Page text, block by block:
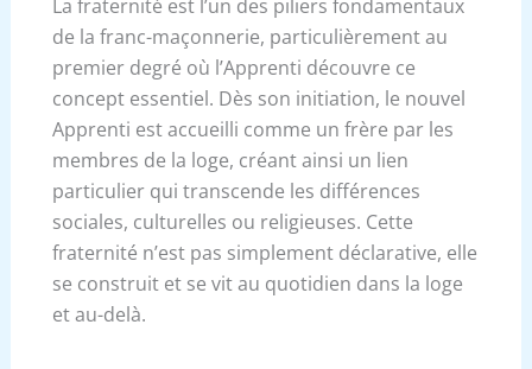
La fraternité est l’un des piliers fondamentaux
de la franc-maçonnerie, particulièrement au
premier degré où l’Apprenti découvre ce
concept essentiel. Dès son initiation, le nouvel
Apprenti est accueilli comme un frère par les
membres de la loge, créant ainsi un lien
particulier qui transcende les différences
sociales, culturelles ou religieuses. Cette
fraternité n’est pas simplement déclarative, elle
se construit et se vit au quotidien dans la loge
et au-delà.